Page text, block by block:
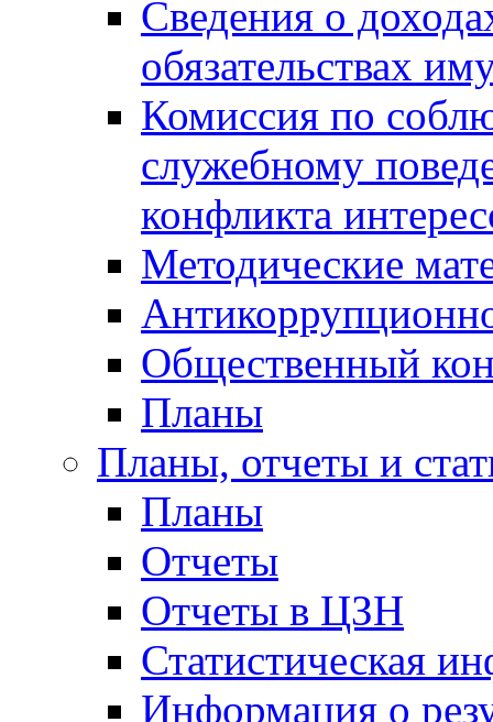
Сведения о
обязательствах
Комиссия по
служебному
конфликта
Методические
Общественный
Планы
Планы, отчеты и
Планы
Отчеты
Отчеты в ЦЗН
Статистическая
Информация о